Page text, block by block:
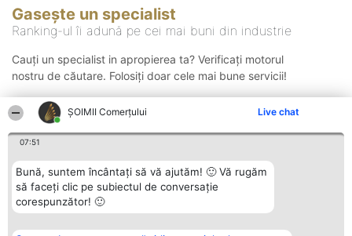
ȘOIMII Comerțului Live chat
07:51
Bună, suntem încântați să vă ajutăm! 🙂 Vă rugăm
să faceți clic pe subiectul de conversație
corespunzător! 🙂
Gasește un specialist
Ranking-ul îi adună pe cei mai buni din industrie
Cauți un specialist in apropierea ta? Verificați motorul
nostru de căutare. Folosiți doar cele mai bune servicii!